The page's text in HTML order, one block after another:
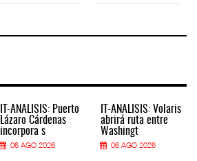
IT-ANÁLISIS: Puerto
Lázaro Cárdenas
incorpora s
06 AGO 2026
IT-ANÁLISIS: Volaris
abrirá ruta entre
Washingt
06 AGO 2026